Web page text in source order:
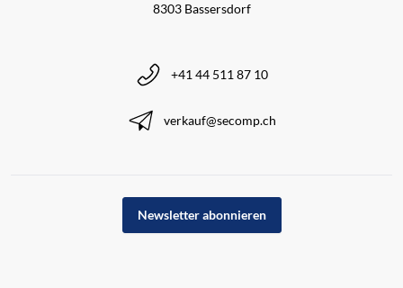
8303 Bassersdorf
+41 44 511 87 10
verkauf@secomp.ch
Newsletter abonnieren